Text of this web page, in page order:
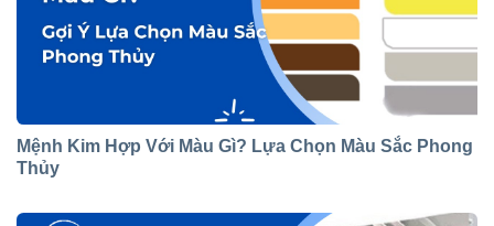
Mệnh Kim Hợp Với Màu Gì? Lựa Chọn Màu Sắc Phong
Thủy